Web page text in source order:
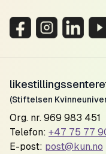
(Stiftelsen
Org. nr. 969 983 451
Telefon: +47 75 77
E-post: post@kun.no